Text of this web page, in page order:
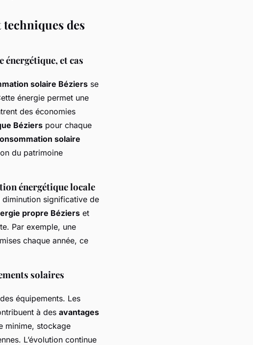
des
et cas
solaire Béziers se
énergie permet une
des économies
Béziers pour chaque
solaire
du patrimoine
énergétique locale
diminution significative de
propre Béziers et
Par exemple, une
chaque année, ce
solaires
équipements. Les
à des avantages
minime, stockage
L’évolution continue